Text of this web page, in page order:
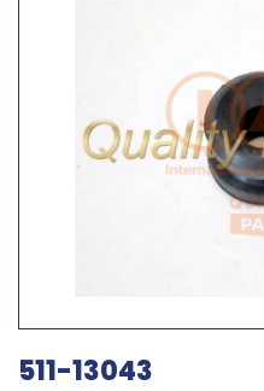
511-13043